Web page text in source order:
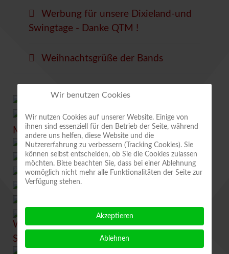
Werbung für unsere Dixieland-und
Swingtage - Danke QTM !
Weihnachtsgrüße der Bands
Wir benutzen Cookies
Wir nutzen Cookies auf unserer Website. Einige von
ihnen sind essenziell für den Betrieb der Seite, während
andere uns helfen, diese Website und die
Nutzererfahrung zu verbessern (Tracking Cookies). Sie
können selbst entscheiden, ob Sie die Cookies zulassen
möchten. Bitte beachten Sie, dass bei einer Ablehnung
womöglich nicht mehr alle Funktionalitäten der Seite zur
Verfügung stehen.
Akzeptieren
Ablehnen